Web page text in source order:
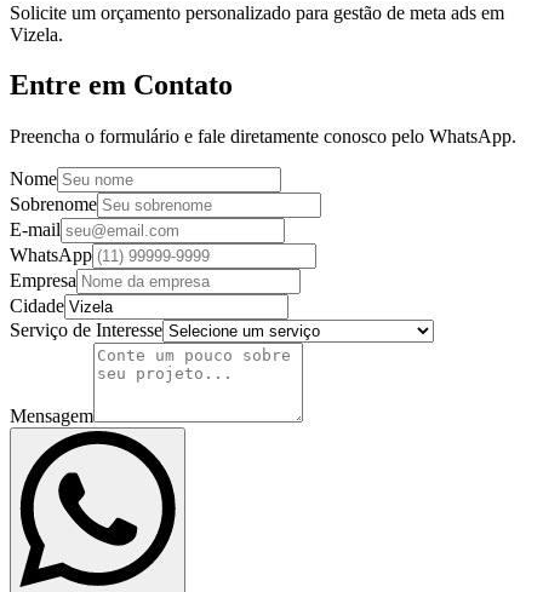
Solicite um orçamento personalizado para gestão de meta ads em
Vizela.
Entre em Contato
Preencha o formulário e fale diretamente conosco pelo WhatsApp.
Nome
Sobrenome
E-mail
WhatsApp
Empresa
Cidade
Serviço de Interesse
Mensagem